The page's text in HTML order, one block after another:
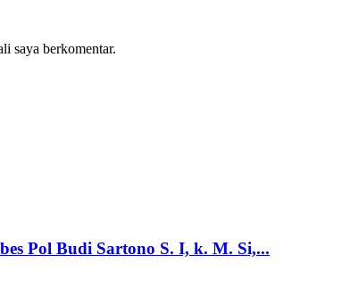
saya berkomentar.
Pol Budi Sartono S. I, k. M. Si,...